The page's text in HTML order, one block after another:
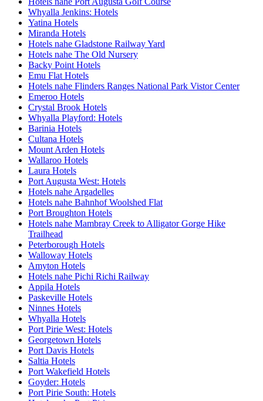
Whyalla Jenkins: Hotels
Yatina Hotels
Miranda Hotels
Hotels nahe Gladstone Railway Yard
Hotels nahe The Old Nursery
Backy Point Hotels
Emu Flat Hotels
Hotels nahe Flinders Ranges National Park Vistor Center
Emeroo Hotels
Crystal Brook Hotels
Whyalla Playford: Hotels
Barinia Hotels
Cultana Hotels
Mount Arden Hotels
Wallaroo Hotels
Laura Hotels
Port Augusta West: Hotels
Hotels nahe Argadelles
Hotels nahe Bahnhof Woolshed Flat
Port Broughton Hotels
Hotels nahe Mambray Creek to Alligator Gorge Hike
Trailhead
Peterborough Hotels
Walloway Hotels
Amyton Hotels
Hotels nahe Pichi Richi Railway
Appila Hotels
Paskeville Hotels
Ninnes Hotels
Whyalla Hotels
Port Pirie West: Hotels
Georgetown Hotels
Port Davis Hotels
Saltia Hotels
Port Wakefield Hotels
Goyder: Hotels
Port Pirie South: Hotels